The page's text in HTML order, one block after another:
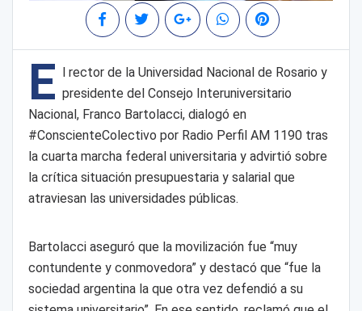
E l rector de la Universidad Nacional de Rosario y
presidente del Consejo Interuniversitario
Nacional, Franco Bartolacci, dialogó en
#ConscienteColectivo por Radio Perfil AM 1190 tras
la cuarta marcha federal universitaria y advirtió sobre
la crítica situación presupuestaria y salarial que
atraviesan las universidades públicas.
Bartolacci aseguró que la movilización fue “muy
contundente y conmovedora” y destacó que “fue la
sociedad argentina la que otra vez defendió a su